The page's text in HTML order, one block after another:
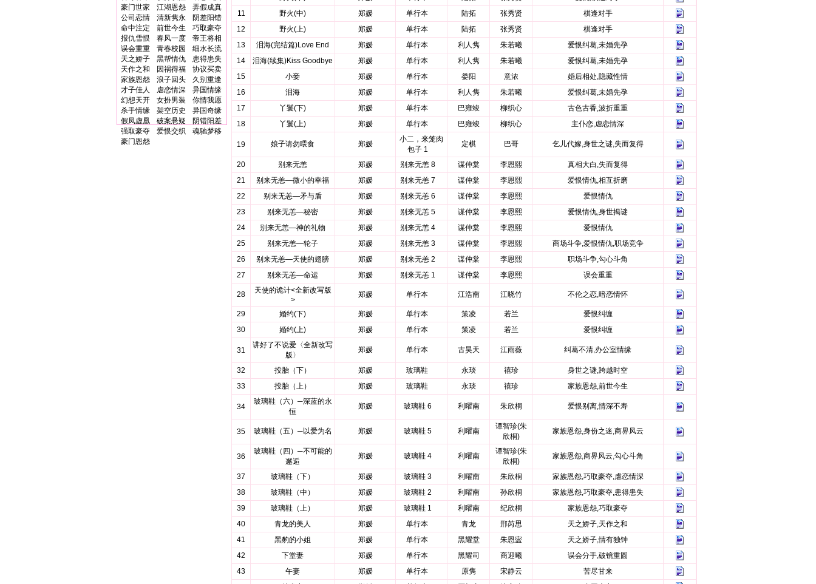
豪门世家
江湖恩怨
弄假成真
公司恋情
清新隽永
阴差阳错
命中注定
前世今生
巧取豪夺
报仇雪恨
春风一度
帝王将相
误会重重
青春校园
细水长流
天之娇子
黑帮情仇
患得患失
天作之和
因祸得福
协议买卖
家族恩怨
浪子回头
久别重逢
才子佳人
虐恋情深
异国情缘
幻想天开
女扮男装
你情我愿
杀手情缘
架空历史
异国奇缘
假凤虚凰
破案悬疑
阴错阳差
强取豪夺
爱恨交织
魂驰梦移
豪门恩怨
11
野火(中) 郑媛 单行本 陆拓 张秀贤
棋逢对手
12
野火(上) 郑媛 单行本 陆拓 张秀贤
棋逢对手
13
泪海(完结篇)Love End 郑媛 单行本 利人隽 朱若曦
爱恨纠葛,未婚先孕
14
泪海(续集)Kiss Goodbye 郑媛 单行本 利人隽 朱若曦
爱恨纠葛,未婚先孕
15
小妾 郑媛 单行本 娄阳 意浓
婚后相处,隐藏性情
16
泪海 郑媛 单行本 利人隽 朱若曦
爱恨纠葛,未婚先孕
17
丫鬟(下) 郑媛 单行本 巴雍竣 柳织心
古色古香,波折重重
18
丫鬟(上) 郑媛 单行本 巴雍竣 柳织心 主仆恋,虐恋情深
19 娘子请勿喂食 郑媛
小二，来笼肉
包子 1
定棋 巴哥 乞儿代嫁,身世之谜,失而复得
20 别来无恙 郑媛 别来无恙 8 谋仲棠 李恩熙
真相大白,失而复得
21
别来无恙—微小的幸福 郑媛 别来无恙 7 谋仲棠 李恩熙
爱恨情仇,相互折磨
22
别来无恙—矛与盾 郑媛 别来无恙 6 谋仲棠 李恩熙
爱恨情仇
23
别来无恙—秘密 郑媛 别来无恙 5 谋仲棠 李恩熙
爱恨情仇,身世揭谜
24
别来无恙—神的礼物 郑媛 别来无恙 4 谋仲棠 李恩熙
爱恨情仇
25
别来无恙—轮子 郑媛 别来无恙 3 谋仲棠 李恩熙
商场斗争,爱恨情仇,职场竞争
26
别来无恙—天使的翅膀 郑媛 别来无恙 2 谋仲棠 李恩熙
职场斗争,勾心斗角
27
别来无恙—命运 郑媛 别来无恙 1 谋仲棠 李恩熙 误会重重
28
天使的诡计<全新改写版
>
郑媛 单行本 江浩南 江晓竹 不伦之恋,暗恋情怀
29 婚约(下) 郑媛 单行本 策凌 若兰
爱恨纠缠
30
婚约(上) 郑媛 单行本 策凌 若兰 爱恨纠缠
31
讲好了不说爱〈全新改写
版〉
郑媛 单行本 古昊天 江雨薇 纠葛不清,办公室情缘
32 投胎（下） 郑媛 玻璃鞋 永琰 禧珍
身世之谜,跨越时空
33
投胎（上） 郑媛 玻璃鞋 永琰 禧珍 家族恩怨,前世今生
34
玻璃鞋（六）─深蓝的永
恒
郑媛 玻璃鞋 6 利曜南 朱欣桐 爱恨别离,情深不寿
35 玻璃鞋（五）─以爱为名 郑媛 玻璃鞋 5 利曜南
谭智珍(朱
欣桐)
家族恩怨,身份之迷,商界风云
36
玻璃鞋（四）─不可能的
邂逅
郑媛 玻璃鞋 4 利曜南
谭智珍(朱
欣桐)
家族恩怨,商界风云,勾心斗角
37 玻璃鞋（下） 郑媛 玻璃鞋 3 利曜南 朱欣桐
家族恩怨,巧取豪夺,虐恋情深
38
玻璃鞋（中） 郑媛 玻璃鞋 2 利曜南 孙欣桐
家族恩怨,巧取豪夺,患得患失
39
玻璃鞋（上） 郑媛 玻璃鞋 1 利曜南 纪欣桐
家族恩怨,巧取豪夺
40
青龙的美人 郑媛 单行本 青龙 邢芮思
天之娇子,天作之和
41
黑豹的小姐 郑媛 单行本 黑耀堂 朱恩寍
天之娇子,情有独钟
42
下堂妻 郑媛 单行本 黑耀司 商迎曦
误会分手,破镜重圆
43
午妻 郑媛 单行本 原隽 宋静云
苦尽甘来